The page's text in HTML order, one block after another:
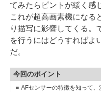
てみたらピントが緩く感
これが超高画素機になる
り描写に影響してくる。
を行うにはどうすればよ
だ。
今回のポイント
AFセンサーの特徴を知って、